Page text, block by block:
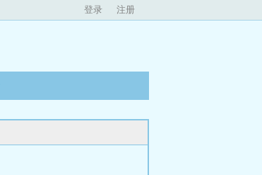
登录 注册